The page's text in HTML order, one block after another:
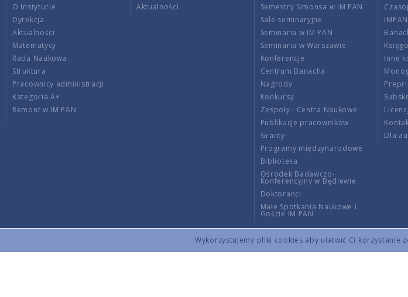
Wykorzystujemy pliki cookies aby ułatwić Ci korzystanie
O Instytucie
Dyrekcja
Aktualności
Matematycy
Rada Naukowa
Struktura
Pracownicy administracji
Kategoria A+
Remont w IM PAN
Aktualności
Semestry Simonsa w IM PAN
Sale seminaryjne
Seminaria w IM PAN
Seminaria w Warszawie
Konferencje
Centrum Banacha
Nagrody
Konkursy
Zespoły i Centra Naukowe
Publikacje pracowników
Granty
Programy międzynarodowe
Biblioteka
Ośrodek Badawczo-
Konferencyjny w Będlewie
Doktoranci
Małe Spotkania Naukowe i
Goście IM PAN
Inne
Dla